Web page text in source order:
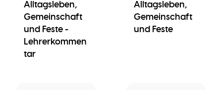
Alltagsleben,
Gemeinschaft
und Feste -
Lehrerkommen
tar
Alltagsleben,
Gemeinschaft
und Feste